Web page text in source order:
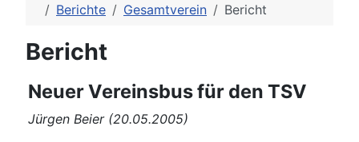
Berichte
Gesamtverein Bericht
Bericht
Neuer Vereinsbus für den TSV
Jürgen Beier (20.05.2005)